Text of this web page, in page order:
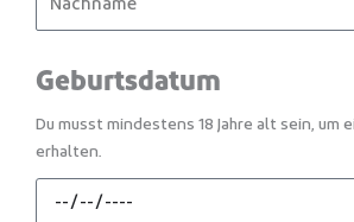
Geburtsdatum
Du musst mindestens 18 Jahre alt sein, um
erhalten.